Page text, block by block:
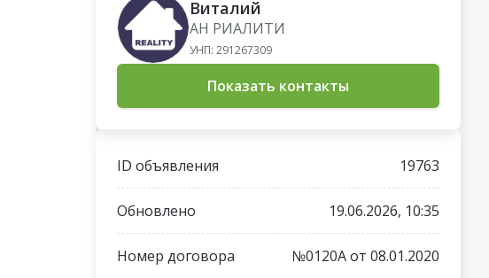
Виталий
АН РИАЛИТИ
УНП: 291267309
Показать контакты
ID объявления 19763
Обновлено 19.06.2026, 10:35
Номер договора №0120А от 08.01.2020